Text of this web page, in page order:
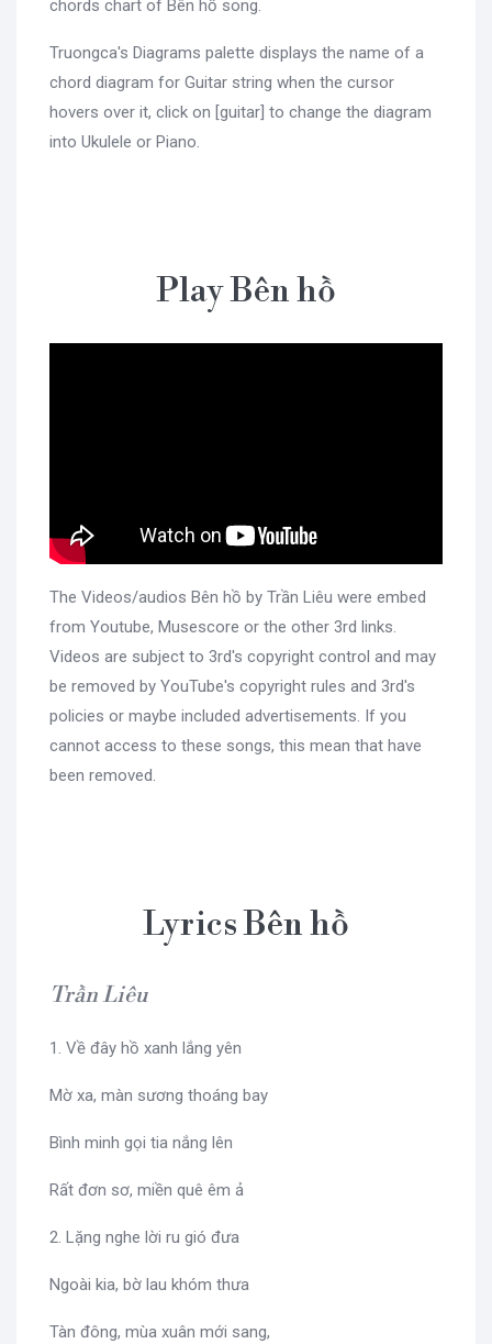
chords chart of Bên hồ song.
Truongca's Diagrams palette displays the name of a
chord diagram for Guitar string when the cursor
hovers over it, click on [guitar] to change the diagram
into Ukulele or Piano.
Play Bên hồ
The Videos/audios Bên hồ by Trần Liêu were embed
from Youtube, Musescore or the other 3rd links.
Videos are subject to 3rd's copyright control and may
be removed by YouTube's copyright rules and 3rd's
policies or maybe included advertisements. If you
cannot access to these songs, this mean that have
been removed.
Lyrics Bên hồ
Trần Liêu
1. Về đây hồ xanh lắng yên
Mờ xa, màn sương thoáng bay
Bình minh gọi tia nắng lên
Rất đơn sơ, miền quê êm ả
2. Lặng nghe lời ru gió đưa
Ngoài kia, bờ lau khóm thưa
Tàn đông, mùa xuân mới sang,